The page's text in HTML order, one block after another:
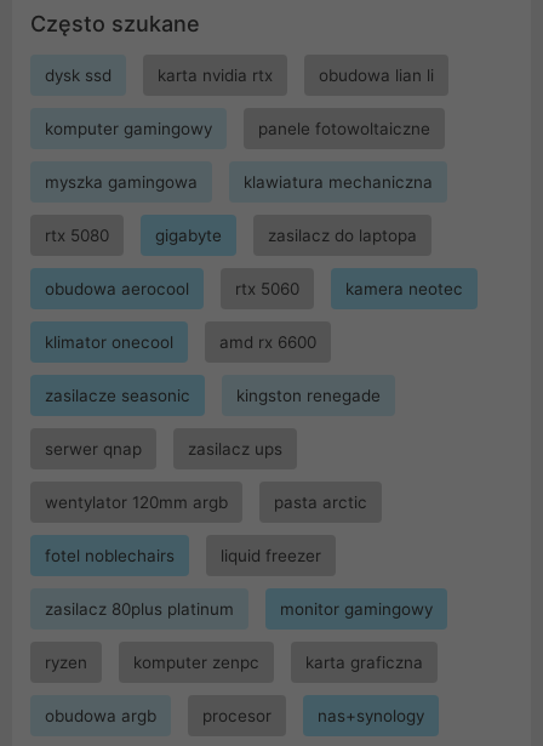
Często szukane
dysk ssd karta nvidia rtx obudowa lian li
komputer gamingowy panele fotowoltaiczne
myszka gamingowa klawiatura mechaniczna
rtx 5080 gigabyte zasilacz do laptopa
obudowa aerocool rtx 5060 kamera neotec
klimator onecool amd rx 6600
zasilacze seasonic kingston renegade
serwer qnap zasilacz ups
wentylator 120mm argb pasta arctic
fotel noblechairs liquid freezer
zasilacz 80plus platinum monitor gamingowy
ryzen komputer zenpc karta graficzna
obudowa argb procesor nas+synology